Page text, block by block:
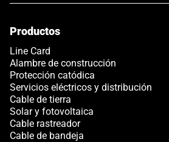
Productos
Line Card
Alambre de construcción
Protección catódica
Servicios eléctricos y distribución
Cable de tierra
Solar y fotovoltaica
Cable rastreador
Cable de bandeja